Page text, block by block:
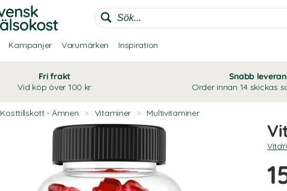
Kampanjer Varumärken Inspiration
Fri frakt
Vid köp över 100 kr
Snabb
Order innan 14 skickas
Kosttillskott - Ämnen > Vitaminer > Multivitaminer